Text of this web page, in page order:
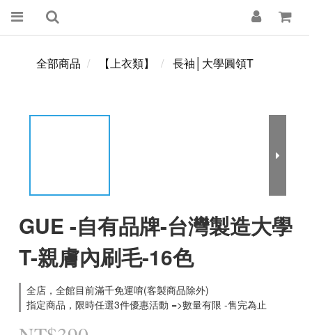
全部商品 【上衣類】 長袖│大學圓領T
GUE -自有品牌-台灣製造大學
T-親膚內刷毛-16色
全店，全館目前滿千免運唷(客製商品除外)
指定商品，限時任選3件優惠活動 =>數量有限 -售完為止